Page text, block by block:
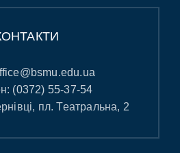
(0372) 55-37-54
пл. Театральна, 2